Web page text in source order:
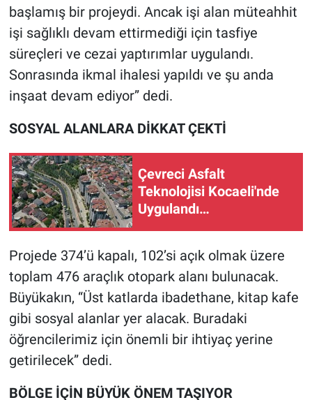
başlamış bir projeydi. Ancak işi alan müteahhit
işi sağlıklı devam ettirmediği için tasfiye
süreçleri ve cezai yaptırımlar uygulandı.
Sonrasında ikmal ihalesi yapıldı ve şu anda
inşaat devam ediyor” dedi.
SOSYAL ALANLARA DİKKAT ÇEKTİ
Çevreci Asfalt
Teknolojisi Kocaeli'nde
Uygulandı…
Projede 374’ü kapalı, 102’si açık olmak üzere
toplam 476 araçlık otopark alanı bulunacak.
Büyükakın, “Üst katlarda ibadethane, kitap kafe
gibi sosyal alanlar yer alacak. Buradaki
öğrencilerimiz için önemli bir ihtiyaç yerine
getirilecek” dedi.
BÖLGE İÇİN BÜYÜK ÖNEM TAŞIYOR